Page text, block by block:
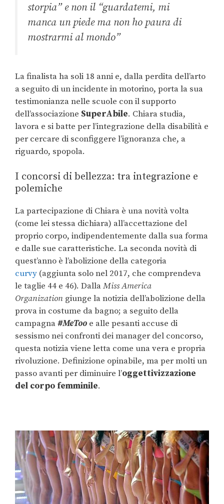
storpia” e non il “guardatemi, mi
manca un piede ma non ho paura di
mostrarmi al mondo”
La finalista ha soli 18 anni e, dalla perdita dell’arto
a seguito di un incidente in motorino, porta la sua
testimonianza nelle scuole con il supporto
dell’associazione SuperAbile. Chiara studia,
lavora e si batte per l’integrazione della disabilità e
per cercare di sconfiggere l’ignoranza che, a
riguardo, spopola.
I concorsi di bellezza: tra integrazione e
polemiche
La partecipazione di Chiara è una novità volta
(come lei stessa dichiara) all’accettazione del
proprio corpo, indipendentemente dalla sua forma
e dalle sue caratteristiche. La seconda novità di
quest’anno è l’abolizione della categoria
curvy (aggiunta solo nel 2017, che comprendeva
le taglie 44 e 46). DallaMiss America
Organization giunge la notizia dell’abolizione della
prova in costume da bagno; a seguito della
campagna#MeToo e alle pesanti accuse di
sessismo nei confronti dei manager del concorso,
questa notizia viene letta come una vera e propria
rivoluzione. Definizione opinabile, ma per molti un
passo avanti per diminuire l’oggettivizzazione
del corpo femminile.